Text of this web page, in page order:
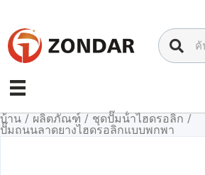
เนื้อหา
บ้าน / ผลิตภัณฑ์ / ชุดปั๊มน้ําไฮดรอลิก /
ปั๊มถนนลาดยางไฮดรอลิกแบบพกพา